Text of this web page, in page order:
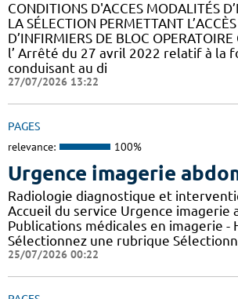
CONDITIONS D'ACCES MODALITÉS
LA SÉLECTION PERMETTANT L’ACCÈS
D’INFIRMIERS DE BLOC
l’ Arrêté du 27 avril 2022 relatif à la
conduisant au di
27/07/2026 13:22
PAGES
relevance: 100%
Urgence imagerie
Radiologie diagnostique et
Accueil du service Urgence imagerie
Publications médicales en imagerie -
Sélectionnez une rubrique
25/07/2026 00:22